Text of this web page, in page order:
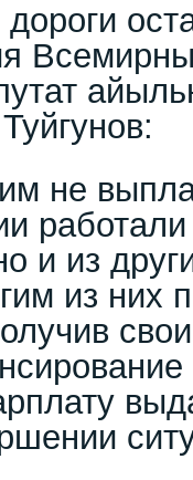
не
и из
из них